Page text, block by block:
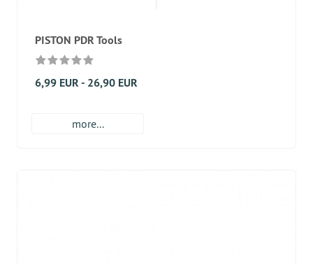
PISTON PDR Tools
6,99 EUR - 26,90 EUR
more...